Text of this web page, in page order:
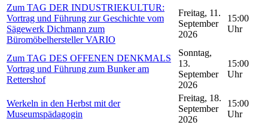
Zum TAG DER INDUSTRIEKULTUR:
Vortrag und Führung zur Geschichte vom
Sägewerk Dichmann zum
Büromöbelhersteller VARIO
Freitag, 11.
September
2026
15:00
Uhr
Zum TAG DES OFFENEN DENKMALS
Vortrag und Führung zum Bunker am
Rettershof
Sonntag,
13.
September
2026
15:00
Uhr
Werkeln in den Herbst mit der
Museumspädagogin
Freitag, 18.
September
2026
15:00
Uhr